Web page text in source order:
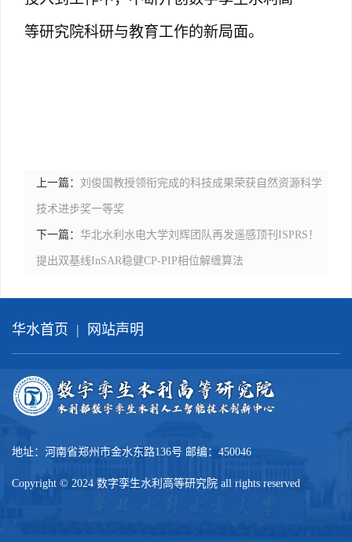
等研究院科研与教育工作的新局面。
上一篇： 刘俊国教授领衔完成的科技成果荣获自然资源科学
技术进步奖一等奖
下一篇： 华北水利水电大学刘辉团队再发遥感顶刊ISPRS！
提出双基线InSAR稳健CP-PIP相位解缠算法
华水首页 | 网站声明
地址：河南省郑州市金水东路136号 邮编：450046
Copyright © 2024 数字孪生水利高等研究院 all rights reserved